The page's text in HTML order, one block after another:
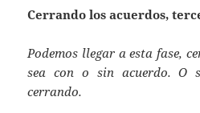
Cerrando los acuerdos,
Podemos llegar a esta fase,
sea con o sin acuerdo. O
cerrando.